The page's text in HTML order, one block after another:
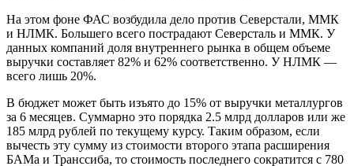
На этом фоне ФАС возбудила дело против Северстали, ММК
и НЛМК. Большего всего пострадают Северсталь и ММК. У
данных компаний доля внутреннего рынка в общем объеме
выручки составляет 82% и 62% соответственно. У НЛМК —
всего лишь 20%.
В бюджет может быть изъято до 15% от выручки металлургов
за 6 месяцев. Суммарно это порядка 2.5 млрд долларов или же
185 млрд рублей по текущему курсу. Таким образом, если
вычесть эту сумму из стоимости второго этапа расширения
БАМа и Транссиба, то стоимость последнего сократится с 780